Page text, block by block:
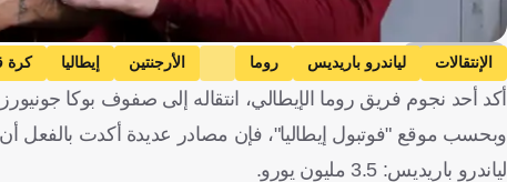
Getty Images
الإنتقالات لياندرو باريديس روما الأرجنتين إيطاليا كرة
أكد أحد نجوم فريق روما الإيطالي، انتقاله إلى صفوف بوكا جونيورز
وبحسب موقع "فوتبول إيطاليا"، فإن مصادر عديدة أكدت
لياندرو باريديس: 3.5 مليون يورو.